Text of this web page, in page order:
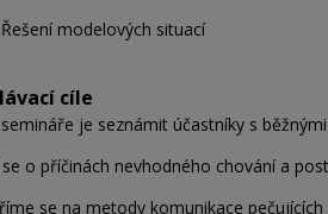
Řešení modelových situací
cíle
je seznámit účastníky s
o příčinách nevhodného chování a
se na metody komunikace